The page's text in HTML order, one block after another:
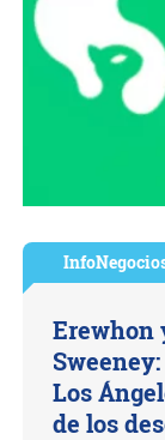
Erewhon
Los
de los